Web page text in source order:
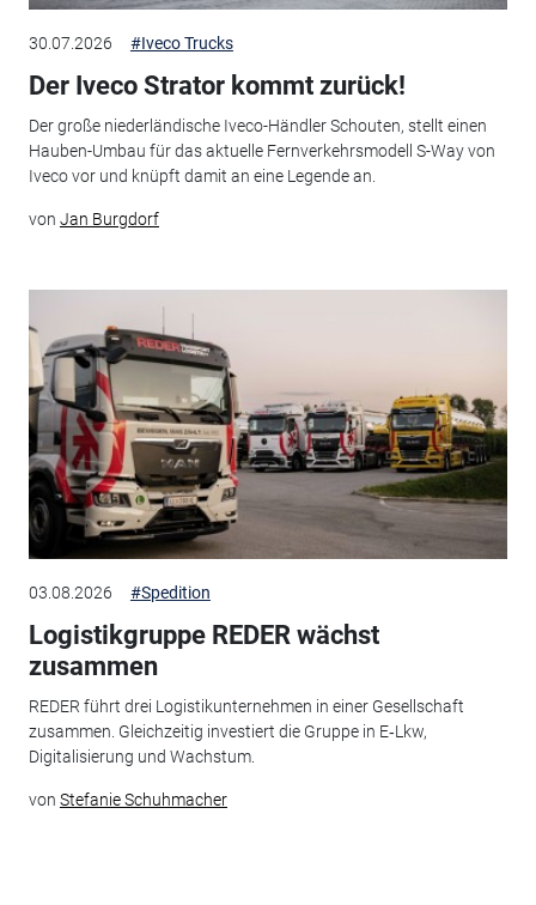
30.07.2026 #Iveco Trucks
Der Iveco Strator kommt zurück!
Der große niederländische Iveco-Händler Schouten, stellt einen
Hauben-Umbau für das aktuelle Fernverkehrsmodell S-Way von
Iveco vor und knüpft damit an eine Legende an.
von Jan Burgdorf
03.08.2026 #Spedition
Logistikgruppe REDER wächst
zusammen
REDER führt drei Logistikunternehmen in einer Gesellschaft
zusammen. Gleichzeitig investiert die Gruppe in E‑Lkw,
Digitalisierung und Wachstum.
von Stefanie Schuhmacher